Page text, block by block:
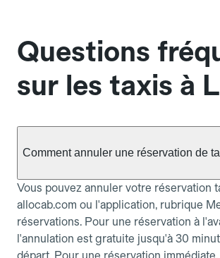
Questions
sur les taxis à
Comment annuler une réservation de
Vous pouvez annuler votre réservation
allocab.com ou l'application, rubrique
réservations. Pour une réservation à
l'annulation est gratuite jusqu'à 30
départ. Pour une réservation